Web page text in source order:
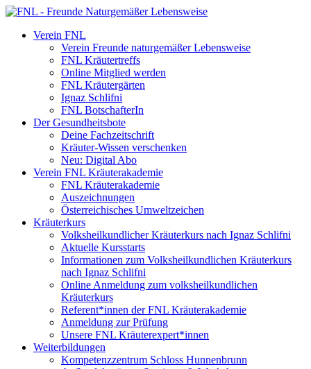
Verein FNL
Verein Freunde naturgemäßer Lebensweise
FNL Kräutertreffs
Online Mitglied werden
FNL Kräutergärten
Ignaz Schlifni
FNL BotschafterIn
Der Gesundheitsbote
Deine Fachzeitschrift
Kräuter-Wissen verschenken
Neu: Digital Abo
Verein FNL Kräuterakademie
FNL Kräuterakademie
Auszeichnungen
Österreichisches Umweltzeichen
Kräuterkurs
Volksheilkundlicher Kräuterkurs nach Ignaz Schlifni
Aktuelle Kursstarts
Informationen zum Volksheilkundlichen Kräuterkurs
nach Ignaz Schlifni
Online Anmeldung zum volksheilkundlichen
Kräuterkurs
Referent*innen der FNL Kräuterakademie
Anmeldung zur Prüfung
Unsere FNL Kräuterexpert*innen
Weiterbildungen
Kompetenzzentrum Schloss Hunnenbrunn